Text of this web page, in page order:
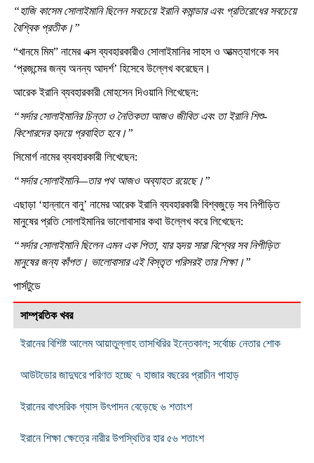
“হাজি কাসেম সোলাইমানি ছিলেন সবচেয়ে ইরানি কমান্ডার এবং প্রতিরোধের সবচেয়ে
বৈশ্বিক প্রতীক।”
“খানমে মিম” নামের এক্স ব্যবহারকারীও সোলাইমানির সাহস ও আত্মত্যাগকে সব
‘প্রজন্মের জন্য অনন্য আদর্শ’ হিসেবে উল্লেখ করেছেন।
আরেক ইরানি ব্যবহারকারী মোহসেন দিওয়ানি লিখেছেন:
“সর্দার সোলাইমানির চিন্তা ও নৈতিকতা আজও জীবিত এবং তা ইরানি শিশু-
কিশোরদের হৃদয়ে প্রবাহিত হবে।”
সিমোর্গ নামের ব্যবহারকারী লিখেছেন:
“সর্দার সোলাইমানি—তার পথ আজও অব্যাহত রয়েছে।”
এছাড়া ‘হান্নানে বানু’ নামের আরেক ইরানি ব্যবহারকারী বিশ্বজুড়ে সব নিপীড়িত
মানুষের প্রতি সোলাইমানির ভালোবাসার কথা উল্লেখ করে লিখেছেন:
“সর্দার সোলাইমানি ছিলেন এমন এক পিতা, যার হৃদয় সারা বিশ্বের সব নিপীড়িত
মানুষের জন্য কাঁপত। ভালোবাসার এই বিস্তৃত পরিসরই তার শিক্ষা।”
পার্সটুডে
সাম্প্রতিক খবর
ইরানের বিশিষ্ট আলেম আয়াতুল্লাহ তাসখিরির ইন্তেকাল; সর্বোচ্চ নেতার শোক
আউটডোর জাদুঘরে পরিণত হচ্ছে ৭ হাজার বছরের প্রাচীন পাহাড়
ইরানের বাৎসরিক গ্যাস উৎপাদন বেড়েছে ৬ শতাংশ
ইরানে শিক্ষা ক্ষেত্রে নারীর উপস্থিতির হার ৫৬ শতাংশ